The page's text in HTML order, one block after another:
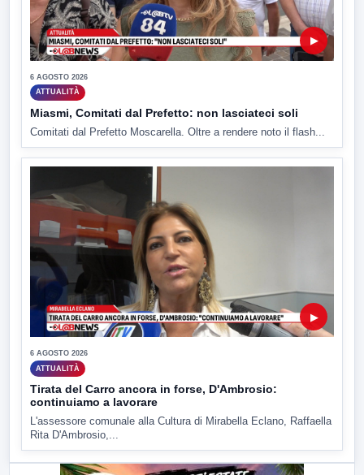
▶
6 AGOSTO 2026
ATTUALITÀ
Miasmi, Comitati dal Prefetto: non lasciateci soli
Comitati dal Prefetto Moscarella. Oltre a rendere noto il flash...
▶
6 AGOSTO 2026
ATTUALITÀ
Tirata del Carro ancora in forse, D'Ambrosio:
continuiamo a lavorare
L'assessore comunale alla Cultura di Mirabella Eclano, Raffaella
Rita D'Ambrosio,...